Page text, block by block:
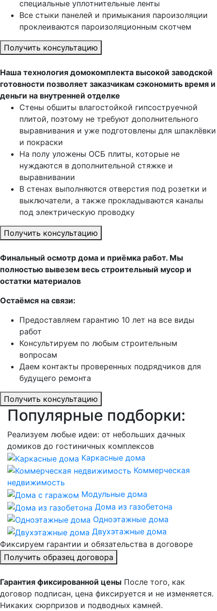
специальные уплотнительные ленты
Все стыки панелей и примыкания пароизоляции
проклеиваются пароизоляционным скотчем
Получить консультацию
Наша технология домокомплекта высокой заводской
готовности позволяет заказчикам сэкономить время и
деньги на внутренней отделке
Стены обшиты влагостойкой гипсоструечной
плитой, поэтому не требуют дополнительного
выравнивания и уже подготовлены для шпаклёвки
и покраски
На полу уложены ОСБ плиты, которые не
нуждаются в дополнительной стяжке и
выравнивании
В стенах выполняются отверстия под розетки и
выключатели, а также прокладываются каналы
под электрическую проводку
Получить консультацию
Финальный осмотр дома и приёмка работ. Мы
полностью вывезем весь строительный мусор и
остатки материалов
Остаёмся на связи:
Предоставляем гарантию 10 лет на все виды
работ
Консультируем по любым строительным
вопросам
Даем контакты проверенных подрядчиков для
будущего ремонта
Получить консультацию
Популярные подборки:
Реализуем любые идеи: от небольших дачных
домиков до гостиничных комплексов
Каркасные дома
Коммерческая
недвижимость
Модульные дома
Дома из газобетона
Одноэтажные дома
Двухэтажные дома
Фиксируем гарантии и обязательства в договоре
Получить образец договора
Гарантия фиксированной цены После того, как
договор подписан, цена фиксируется и не изменяется.
Никаких сюрпризов и подводных камней.